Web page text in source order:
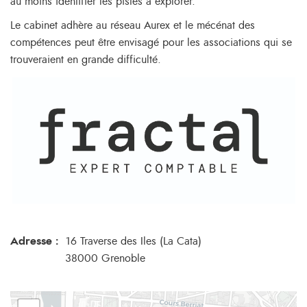
Le cabinet adhère au réseau Aurex et le mécénat des
compétences peut être envisagé pour les associations qui se
trouveraient en grande difficulté.
Adresse :
16 Traverse des Iles (La Cata)
38000 Grenoble